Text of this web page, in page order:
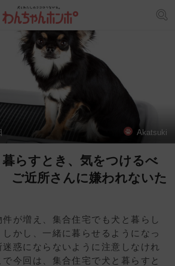
Akatsuki
らすとき、気をつけるべ
ご近所さんに嫌われないた
が増え、集合住宅でも犬と暮らし
かし、一緒に暮らせるようになっ
惑にならないように注意しなけれ
今回は、集合住宅で犬と暮らすと